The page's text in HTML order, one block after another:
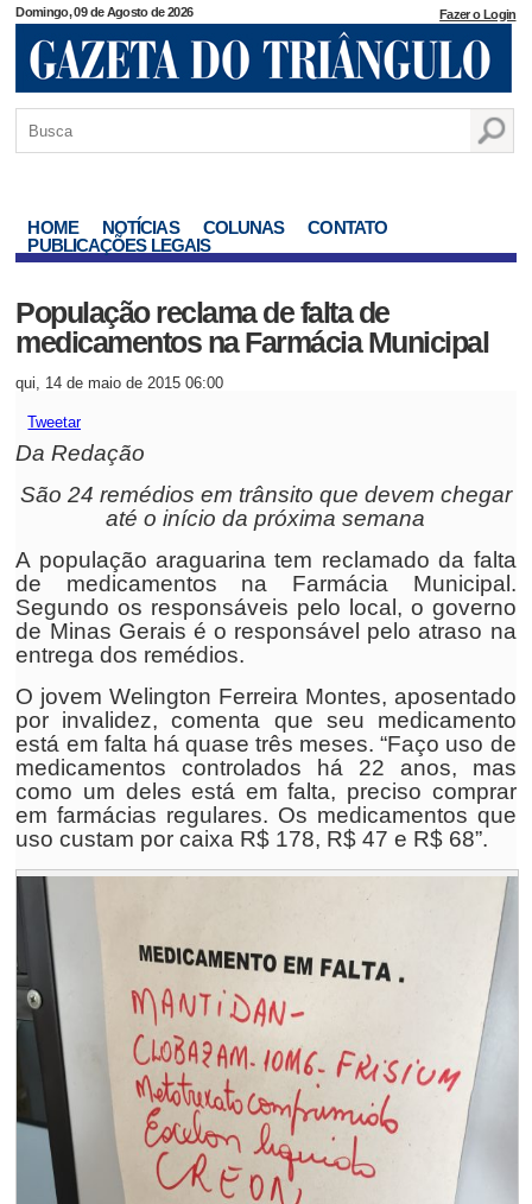
Domingo, 09 de Agosto de 2026 Fazer o Login
HOME NOTÍCIAS COLUNAS
CONTATO
PUBLICAÇÕES LEGAIS
População reclama de falta de
medicamentos na Farmácia Municipal
qui, 14 de maio de 2015 06:00
Tweetar
Da Redação
São 24 remédios em trânsito que devem chegar
até o início da próxima semana
A população araguarina tem reclamado da falta
de medicamentos na Farmácia Municipal.
Segundo os responsáveis pelo local, o governo
de Minas Gerais é o responsável pelo atraso na
entrega dos remédios.
O jovem Welington Ferreira Montes, aposentado
por invalidez, comenta que seu medicamento
está em falta há quase três meses. “Faço uso de
medicamentos controlados há 22 anos, mas
como um deles está em falta, preciso comprar
em farmácias regulares. Os medicamentos que
uso custam por caixa R$ 178, R$ 47 e R$ 68”.